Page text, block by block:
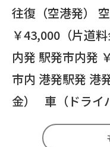
往復（空港発）
￥43,000（片道
内発 駅発市内発
市内 港発駅発 港
金） 車（ドライ